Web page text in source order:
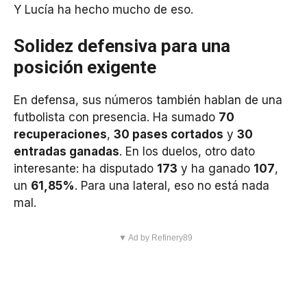
Y Lucía ha hecho mucho de eso.
Solidez defensiva para una
posición exigente
En defensa, sus números también hablan de una
futbolista con presencia. Ha sumado 70
recuperaciones, 30 pases cortados y 30
entradas ganadas. En los duelos, otro dato
interesante: ha disputado 173 y ha ganado 107,
un 61,85%. Para una lateral, eso no está nada
mal.
▼ Ad by Refinery89